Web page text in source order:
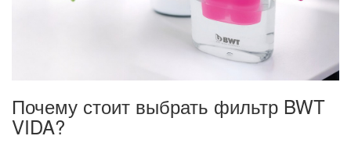
Почему стоит выбрать фильтр BWT
VIDA?